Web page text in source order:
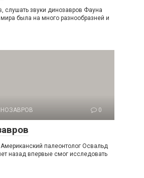
слушать звуки динозавров Фауна
была на много разнообразней и
0
палеонтолог Освальд
назад впервые смог исследовать